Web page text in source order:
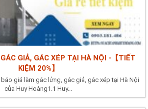
GIẢ, GÁC XÉP TẠI HÀ NỘI -【TIẾT
KIỆM 20%】
giá làm gác lửng, gác giả, gác xép tại Hà Nội
của Huy Hoàng1.1 Huy...